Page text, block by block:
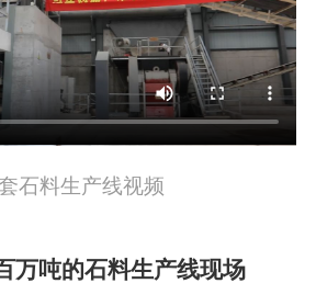
石料生产线视频
万吨的石料生产线现场